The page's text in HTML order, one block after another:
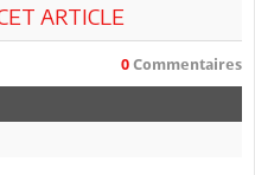
ARTICLE
0 Commentaires